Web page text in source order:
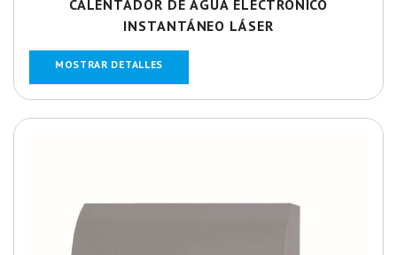
CALENTADOR DE AGUA ELECTRÓNICO
INSTANTÁNEO LÁSER
MOSTRAR DETALLES